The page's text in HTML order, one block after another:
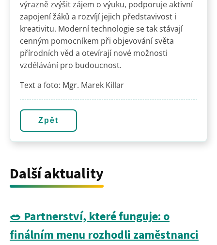
výrazně zvýšit zájem o výuku, podporuje aktivní
zapojení žáků a rozvíjí jejich představivost i
kreativitu. Moderní technologie se tak stávají
cenným pomocníkem při objevování světa
přírodních věd a otevírají nové možnosti
vzdělávání pro budoucnost.
Text a foto: Mgr. Marek Killar
Zpět
Další aktuality
🥗 Partnerství, které funguje: o
finálním menu rozhodli zaměstnanci